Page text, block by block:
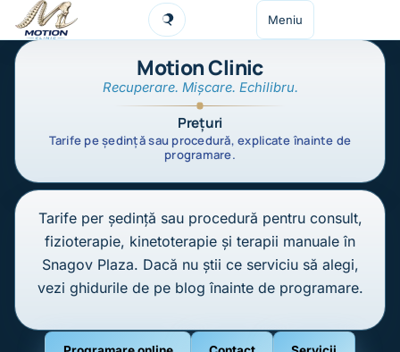
Sari la conținut
Caută Meniu
Motion Clinic
Recuperare. Mișcare. Echilibru.
Prețuri
Tarife pe ședință sau procedură, explicate înainte de
programare.
Tarife per ședință sau procedură pentru consult,
fizioterapie, kinetoterapie și terapii manuale în
Snagov Plaza. Dacă nu știi ce serviciu să alegi,
vezi ghidurile de pe blog înainte de programare.